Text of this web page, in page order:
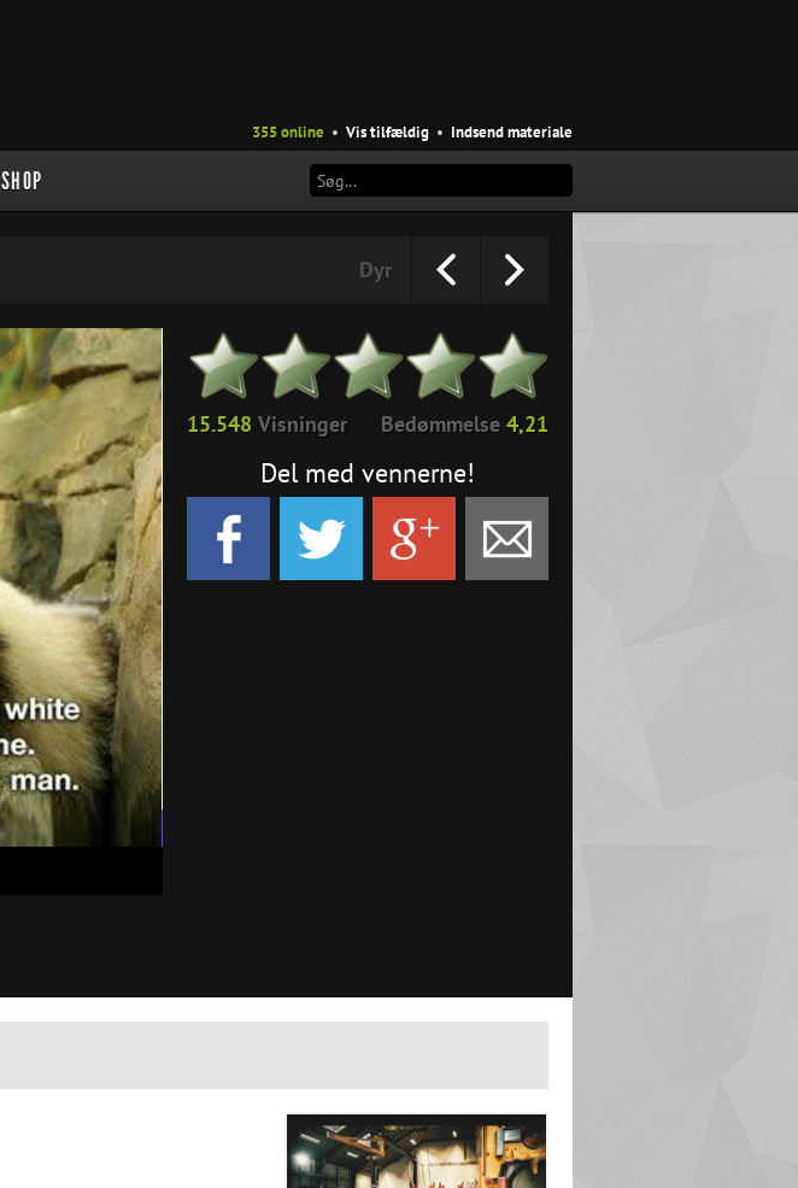
355 online • Vis tilfældig • Indsend materiale
SHOP
Dyr
15.548 Visninger Bedømmelse 4,21
Del med vennerne!